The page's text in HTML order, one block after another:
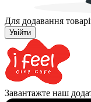
Для додавання
Увійти
Завантажте наш